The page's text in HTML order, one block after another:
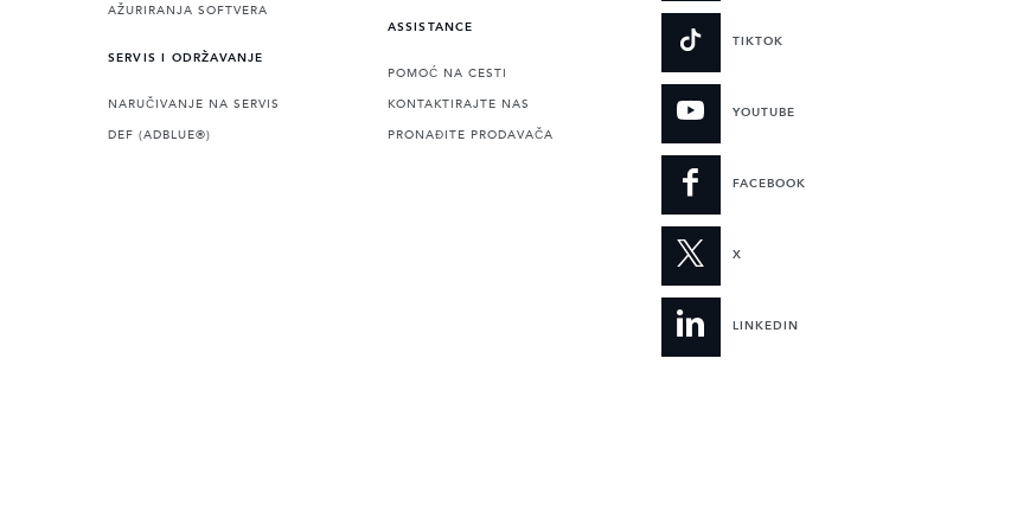
AŽURIRANJA SOFTVERA
SERVIS I ODRŽAVANJE
NARUČIVANJE NA SERVIS
DEF (ADBLUE®)
ASSISTANCE
POMOĆ NA CESTI
KONTAKTIRAJTE NAS
PRONAĐITE PRODAVAČA
TIKTOK
YOUTUBE
FACEBOOK
X
LINKEDIN